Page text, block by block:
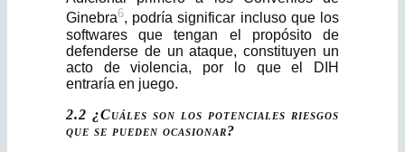
Ginebra6, podría significar incluso que los
softwares que tengan el propósito de
defenderse de un ataque, constituyen un
acto de violencia, por lo que el DIH
entraría en juego.
2.2 ¿Cuáles son los potenciales riesgos
que se pueden ocasionar?